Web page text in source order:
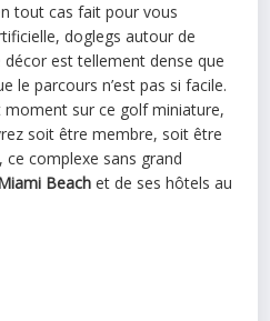
tout cas fait pour vous
doglegs autour de
est tellement dense que
le parcours n’est pas si facile.
moment sur ce golf miniature,
soit être membre, soit être
ce complexe sans grand
Beach et de ses hôtels au